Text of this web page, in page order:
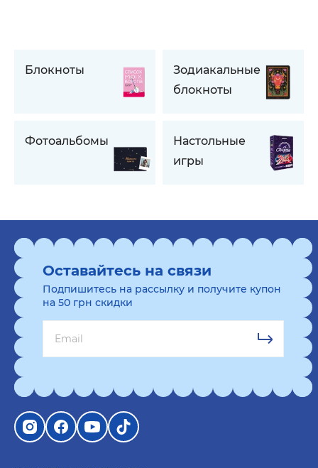
Блокноты
Зодиакальные
блокноты
Фотоальбомы
Настольные
игры
Оставайтесь на связи
Подпишитесь на рассылку и получите купон
на 50 грн скидки